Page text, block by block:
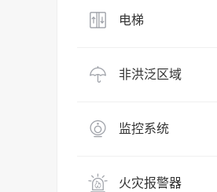
电梯
非洪泛区域
监控系统
火灾报警器